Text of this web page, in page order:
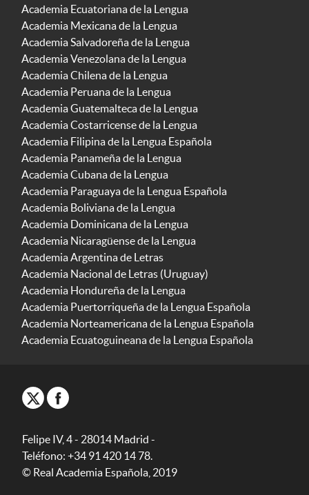
Academia Ecuatoriana de la Lengua
Academia Mexicana de la Lengua
Academia Salvadoreña de la Lengua
Academia Venezolana de la Lengua
Academia Chilena de la Lengua
Academia Peruana de la Lengua
Academia Guatemalteca de la Lengua
Academia Costarricense de la Lengua
Academia Filipina de la Lengua Española
Academia Panameña de la Lengua
Academia Cubana de la Lengua
Academia Paraguaya de la Lengua Española
Academia Boliviana de la Lengua
Academia Dominicana de la Lengua
Academia Nicaragüense de la Lengua
Academia Argentina de Letras
Academia Nacional de Letras (Uruguay)
Academia Hondureña de la Lengua
Academia Puertorriqueña de la Lengua Española
Academia Norteamericana de la Lengua Española
Academia Ecuatoguineana de la Lengua Española
Felipe IV, 4 - 28014 Madrid -
Teléfono: +34 91 420 14 78.
© Real Academia Española, 2019